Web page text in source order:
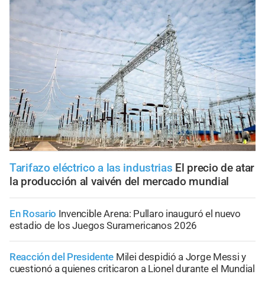
Tarifazo eléctrico a las industrias El precio de atar
la producción al vaivén del mercado mundial
En Rosario Invencible Arena: Pullaro inauguró el nuevo
estadio de los Juegos Suramericanos 2026
Reacción del Presidente Milei despidió a Jorge Messi y
cuestionó a quienes criticaron a Lionel durante el Mundial